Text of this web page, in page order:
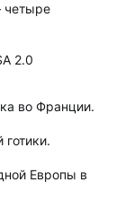
четыре
2.0
во Франции.
Европы в